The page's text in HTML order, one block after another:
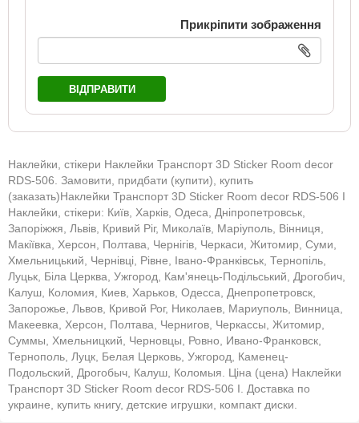
Прикріпити зображення
ВІДПРАВИТИ
Наклейки, стікери Наклейки Транспорт 3D Sticker Room decor
RDS-506. Замовити, придбати (купити), купить
(заказать)Наклейки Транспорт 3D Sticker Room decor RDS-506 І
Наклейки, стікери: Київ, Харків, Одеса, Дніпропетровськ,
Запоріжжя, Львів, Кривий Ріг, Миколаїв, Маріуполь, Вінниця,
Макіївка, Херсон, Полтава, Чернігів, Черкаси, Житомир, Суми,
Хмельницький, Чернівці, Рівне, Івано-Франківськ, Тернопіль,
Луцьк, Біла Церква, Ужгород, Кам'янець-Подільський, Дрогобич,
Калуш, Коломия, Киев, Харьков, Одесса, Днепропетровск,
Запорожье, Львов, Кривой Рог, Николаев, Мариуполь, Винница,
Макеевка, Херсон, Полтава, Чернигов, Черкассы, Житомир,
Суммы, Хмельницкий, Черновцы, Ровно, Ивано-Франковск,
Тернополь, Луцк, Белая Церковь, Ужгород, Каменец-
Подольский, Дрогобыч, Калуш, Коломыя. Ціна (цена) Наклейки
Транспорт 3D Sticker Room decor RDS-506 І. Доставка по
украине, купить книгу, детские игрушки, компакт диски.